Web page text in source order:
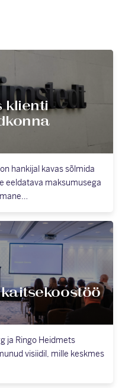
klienti
hankijal kavas sõlmida
eeldatava maksumusega
ja Ringo Heidmets
visiidil, mille keskmes